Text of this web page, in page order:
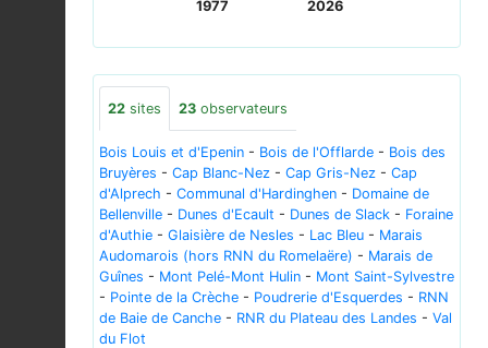
1977 2026
22 sites 23 observateurs
Bois Louis et d'Epenin - Bois de l'Offlarde - Bois des
Bruyères - Cap Blanc-Nez - Cap Gris-Nez - Cap
d'Alprech - Communal d'Hardinghen - Domaine de
Bellenville - Dunes d'Ecault - Dunes de Slack - Foraine
d'Authie - Glaisière de Nesles - Lac Bleu - Marais
Audomarois (hors RNN du Romelaëre) - Marais de
Guînes - Mont Pelé-Mont Hulin - Mont Saint-Sylvestre
- Pointe de la Crèche - Poudrerie d'Esquerdes - RNN
de Baie de Canche - RNR du Plateau des Landes - Val
du Flot